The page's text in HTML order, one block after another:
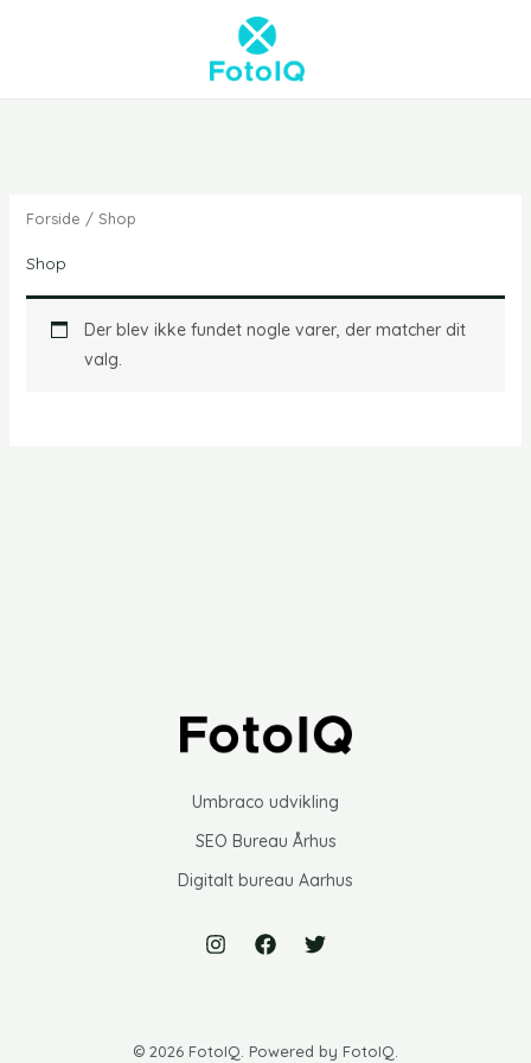
Forside / Shop
Shop
Der blev ikke fundet nogle varer, der matcher dit
valg.
Umbraco udvikling
SEO Bureau Århus
Digitalt bureau Aarhus
© 2026 FotoIQ. Powered by FotoIQ.